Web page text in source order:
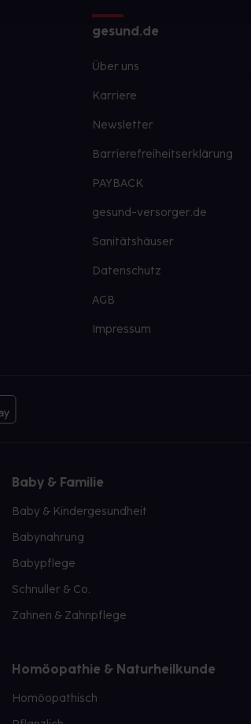
gesund.de
Über uns
Karriere
Newsletter
Barrierefreiheitserklärung
PAYBACK
gesund-versorger.de
Sanitätshäuser
Datenschutz
AGB
Impressum
Baby & Familie
Baby & Kindergesundheit
Babynahrung
Babypflege
Schnuller & Co.
Zahnen & Zahnpflege
Homöopathie & Naturheilkunde
Homöopathisch